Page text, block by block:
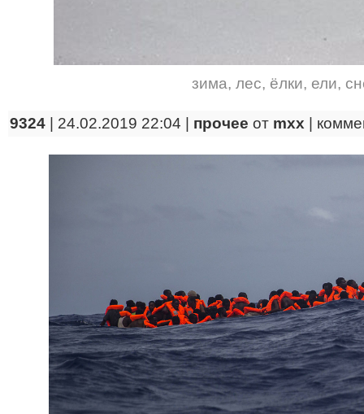
зима, лес, ёлки, ели,
9324 | 24.02.2019 22:04 | прочее от mxx